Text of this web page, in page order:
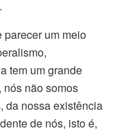
parecer um meio
tem um grande
, nós não somos
da nossa existência
de nós, isto é,